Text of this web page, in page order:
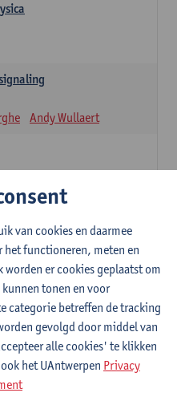
Andy Wullaert
Laukens
module)
Debby Van Dam
van cookies en daarmee
functioneren, meten en
er cookies geplaatst om
tonen en voor
categorie betreffen de tracking
gevolgd door middel van
alle cookies' te klikken
het UAntwerpen Privacy